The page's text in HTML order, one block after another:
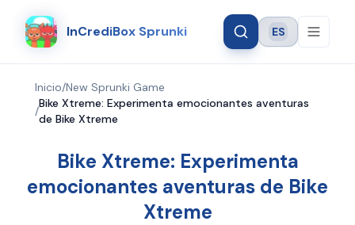
InCrediBox Sprunki Language
ES
Inicio/New Sprunki Game
/
Bike Xtreme: Experimenta emocionantes aventuras
de Bike Xtreme
Bike Xtreme: Experimenta
emocionantes aventuras de Bike
Xtreme